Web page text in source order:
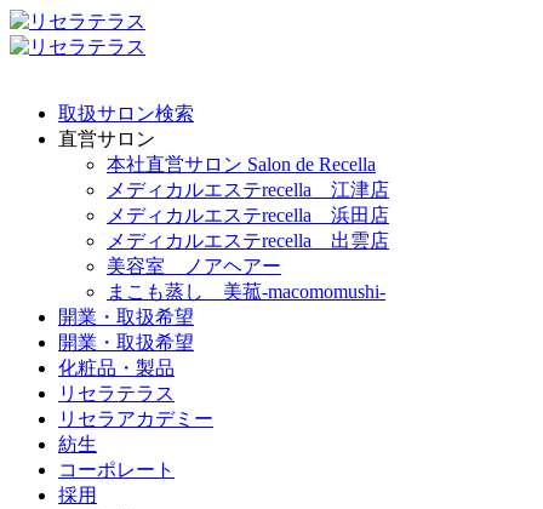
取扱サロン検索
直営サロン
本社直営サロン Salon de Recella
メディカルエステrecella 江津店
メディカルエステrecella 浜田店
メディカルエステrecella 出雲店
美容室 ノアヘアー
まこも蒸し 美菰-macomomushi-
開業・取扱希望
開業・取扱希望
化粧品・製品
リセラテラス
リセラアカデミー
紡生
コーポレート
採用